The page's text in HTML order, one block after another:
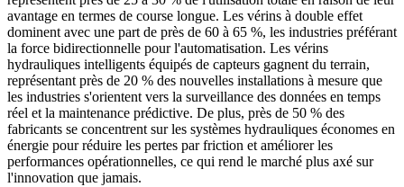
avantage en termes de course longue. Les vérins à double effet
dominent avec une part de près de 60 à 65 %, les industries préférant
la force bidirectionnelle pour l'automatisation. Les vérins
hydrauliques intelligents équipés de capteurs gagnent du terrain,
représentant près de 20 % des nouvelles installations à mesure que
les industries s'orientent vers la surveillance des données en temps
réel et la maintenance prédictive. De plus, près de 50 % des
fabricants se concentrent sur les systèmes hydrauliques économes en
énergie pour réduire les pertes par friction et améliorer les
performances opérationnelles, ce qui rend le marché plus axé sur
l'innovation que jamais.